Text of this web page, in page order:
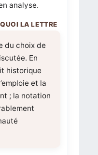
analyse.
du choix de
En
historique
et la
; la notation